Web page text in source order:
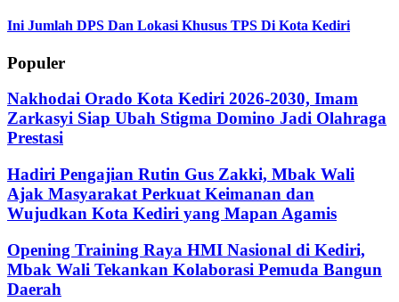
Ini Jumlah DPS Dan Lokasi Khusus TPS Di Kota Kediri
Populer
Nakhodai Orado Kota Kediri 2026-2030, Imam
Zarkasyi Siap Ubah Stigma Domino Jadi Olahraga
Prestasi
Hadiri Pengajian Rutin Gus Zakki, Mbak Wali
Ajak Masyarakat Perkuat Keimanan dan
Wujudkan Kota Kediri yang Mapan Agamis
Opening Training Raya HMI Nasional di Kediri,
Mbak Wali Tekankan Kolaborasi Pemuda Bangun
Daerah